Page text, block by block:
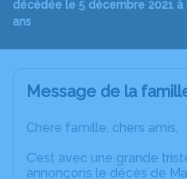
décédée le 5 décembre 2021
ans
Message de la
Chère famille, chers amis,
C’est avec une grande
annonçons le décès de